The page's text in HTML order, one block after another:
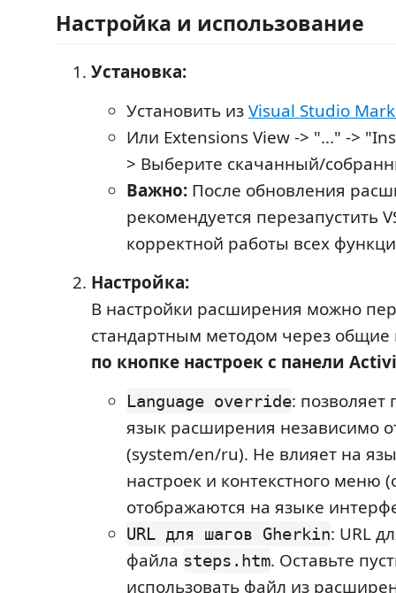
Настройка и использование
Установка:
Установить изVisual Studio
Или Extensions View -> "..." ->
> Выберите скачанный/
Важно: После обновления
рекомендуется перезапустить
корректной работы всех
Настройка:
В настройки расширения можно
стандартным методом через общие
по кнопке настроек с панели
Language override:
язык расширения независимо
(system/en/ru). Не влияет на
настроек и контекстного меню
отображаются на языке
URL для шагов Gherkin: URL
файла steps.htm. Оставьте
использовать файл из